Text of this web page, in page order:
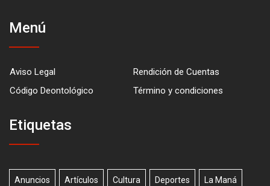
Menú
Aviso Legal
Rendición de Cuentas
Código Deontológico
Término y condiciones
Etiquetas
Anuncios Artículos Cultura Deportes La Maná